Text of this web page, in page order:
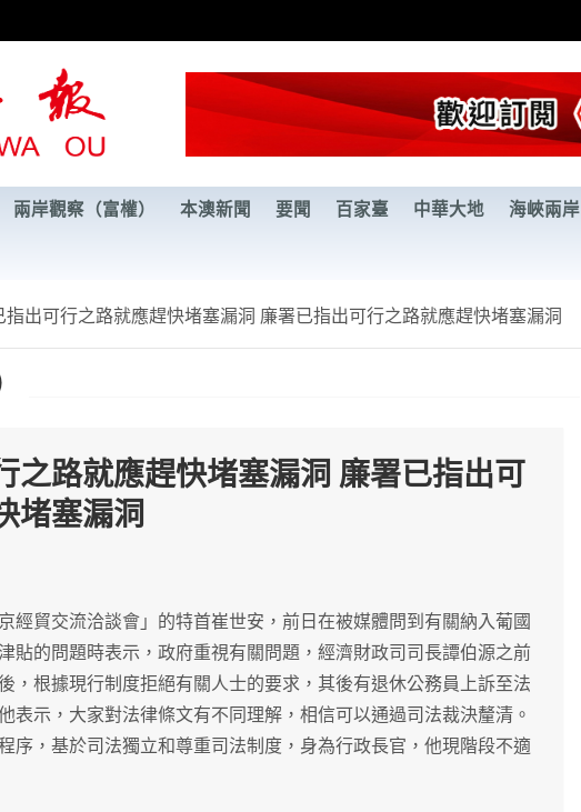
兩岸觀察（富權） 本澳新聞 要聞 百家臺 中華大地 海峽兩岸
指出可行之路就應趕快堵塞漏洞 廉署已指出可行之路就應趕快堵塞漏洞
之路就應趕快堵塞漏洞 廉署已指出可
堵塞漏洞
經貿交流洽談會」的特首崔世安，前日在被媒體問到有關納入葡國
貼的問題時表示，政府重視有關問題，經濟財政司司長譚伯源之前
，根據現行制度拒絕有關人士的要求，其後有退休公務員上訴至法
表示，大家對法律條文有不同理解，相信可以通過司法裁決釐清。
序，基於司法獨立和尊重司法制度，身為行政長官，他現階段不適